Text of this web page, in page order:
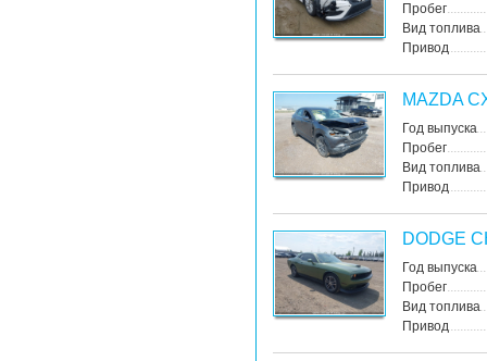
Пробег
Вид топлива
Привод
MAZDA
Год выпуска
Пробег
Вид топлива
Привод
DODGE
Год выпуска
Пробег
Вид топлива
Привод